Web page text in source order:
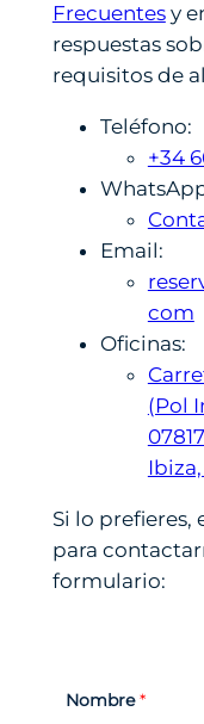
Frecuentesy
respuestas
requisitos de
Teléfono:
+34
Email:
com
Oficinas:
(Pol
Si lo
para
formulario:
Nombre*